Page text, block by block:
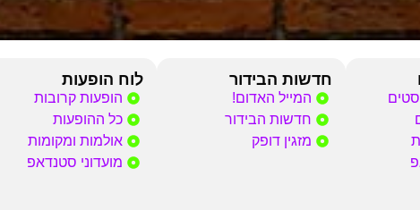
חדשות הבידור
המייל האדום!
חדשות הבידור
מזגין דופק
לוח הופעות
הופעות קרובות
כל ההופעות
אולמות ומקומות
מועדוני סטנדאפ